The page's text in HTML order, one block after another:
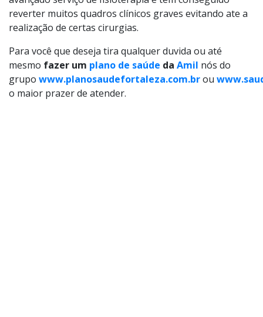
reverter muitos quadros clínicos graves evitando ate a
realização de certas cirurgias.
Para você que deseja tira qualquer duvida ou até
mesmo fazer um plano de saúde da Amil nós do
grupo www.planosaudefortaleza.com.brou
o maior prazer de atender.